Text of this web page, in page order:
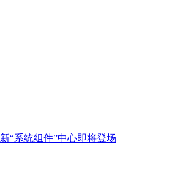
“系统组件”中心即将登场